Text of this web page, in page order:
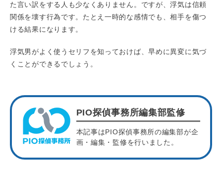
た言い訳をする人も少なくありません。ですが、浮気は信頼
関係を壊す行為です。たとえ一時的な感情でも、相手を傷つ
ける結果になります。
浮気男がよく使うセリフを知っておけば、早めに異変に気づ
くことができるでしょう。
PIO探偵事務所編集部監修
本記事はPIO探偵事務所の編集部が企
画・編集・監修を行いました。